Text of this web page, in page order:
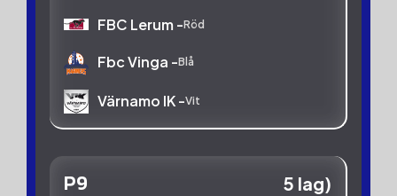
FBC Lerum -Röd
Fbc Vinga -Blå
Värnamo IK -Vit
P9 5 lag)